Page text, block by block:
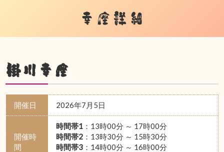
幸座詳細
掛川幸座
開催日 2026年7月5日
開催時
間
時間帯1：13時00分 ～ 17時00分
時間帯2：13時30分 ～ 15時30分
時間帯3：14時00分 ～ 16時00分